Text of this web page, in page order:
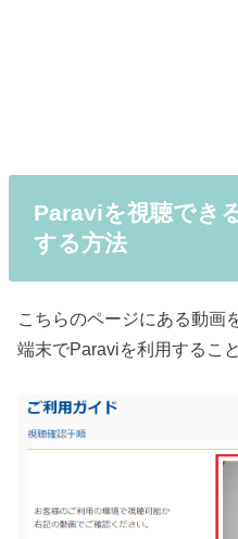
Paraviを視聴でき
する方法
こちらのページにある動画
端末でParaviを利用するこ